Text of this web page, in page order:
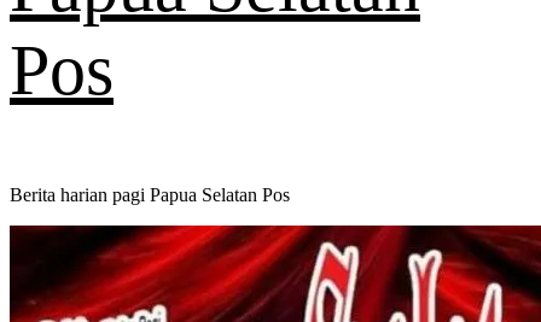
Pos
Berita harian pagi Papua Selatan Pos
Primary